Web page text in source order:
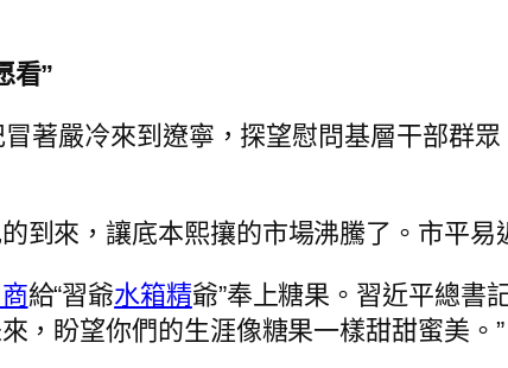
看”
著嚴冷來到遼寧，探望慰問基層干部群
到來，讓底本熙攘的市場沸騰了。市平
給“習爺水箱精爺”奉上糖果。習近平總書
，盼望你們的生涯像糖果一樣甜甜蜜美。”